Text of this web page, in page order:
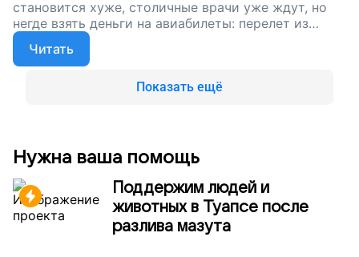
становится хуже, столичные врачи уже ждут, но
негде взять деньги на авиабилеты: перелет из
Новосибирска в Москву для девочки и мамы стоит
42 000 рублей (Василине нужно медицинское
сопровождение). Помогите нам купить билеты на
самолет для Василины и ее мамы, поддержите наш
Читать
Показать ещё
Нужна ваша помощь
Поддержим людей и
животных в Туапсе после
разлива мазута